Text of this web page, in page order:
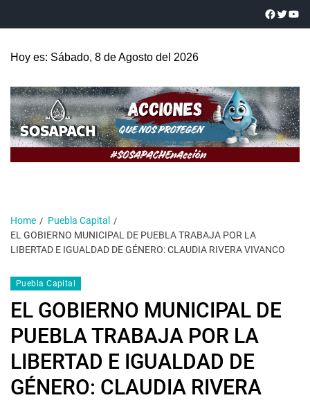
Hoy es: Sábado, 8 de Agosto del 2026
Home
Puebla Capital
EL GOBIERNO MUNICIPAL DE PUEBLA TRABAJA POR LA
LIBERTAD E IGUALDAD DE GÉNERO: CLAUDIA RIVERA VIVANCO
Puebla Capital
EL GOBIERNO MUNICIPAL DE
PUEBLA TRABAJA POR LA
LIBERTAD E IGUALDAD DE
GÉNERO: CLAUDIA RIVERA